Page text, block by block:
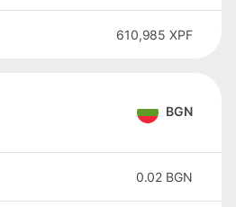
610,985 XPF
BGN
0.02 BGN